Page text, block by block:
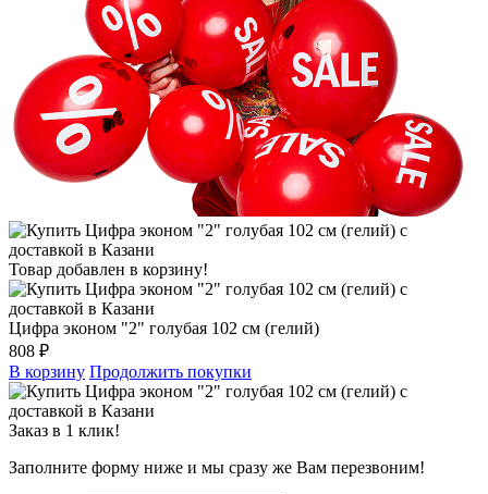
Товар добавлен в корзину!
Цифра эконом "2" голубая 102 см (гелий)
808 ₽
В корзину Продолжить покупки
Заказ в 1 клик!
Заполните форму ниже и мы сразу же Вам перезвоним!